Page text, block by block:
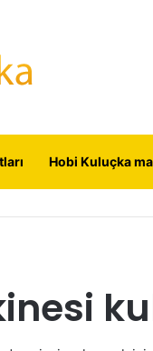
Hobi Kuluçka